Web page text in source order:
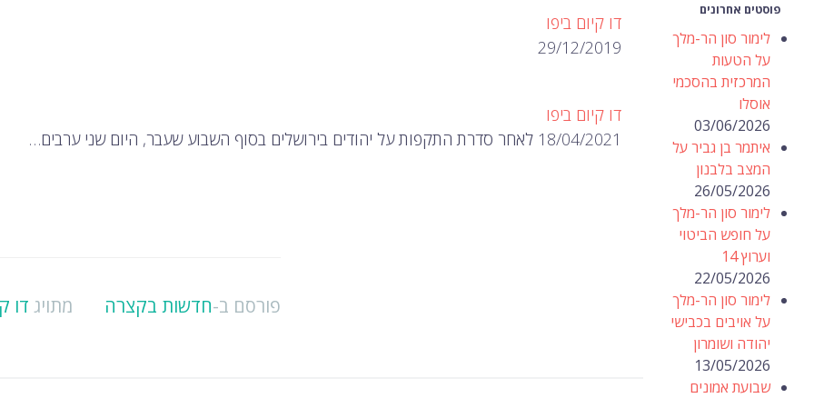
דו קיום ביפו
29/12/2019
דו קיום ביפו
18/04/2021 לאחר סדרת התקפות על יהודים בירושלים בסוף השבוע שעבר, היום שני ערבים…
פורסם ב-חדשות בקצרה מתויג דו
פוסטים אחרונים
לימור סון הר-מלך
על הטעות
המרכזית בהסכמי
אוסלו
03/06/2026
איתמר בן גביר על
המצב בלבנון
26/05/2026
לימור סון הר-מלך
על חופש הביטוי
וערוץ 14
22/05/2026
לימור סון הר-מלך
על אויבים בכבישי
יהודה ושומרון
13/05/2026
שבועת אמונים